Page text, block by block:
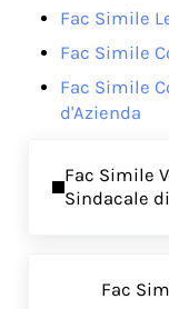
Fac Simile
Fac Simile
Fac Simile
d'Azienda
Fac Simile
Sindacale
Fac